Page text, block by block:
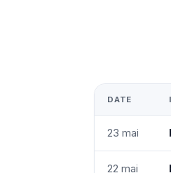
DATE
23 mai
22 mai